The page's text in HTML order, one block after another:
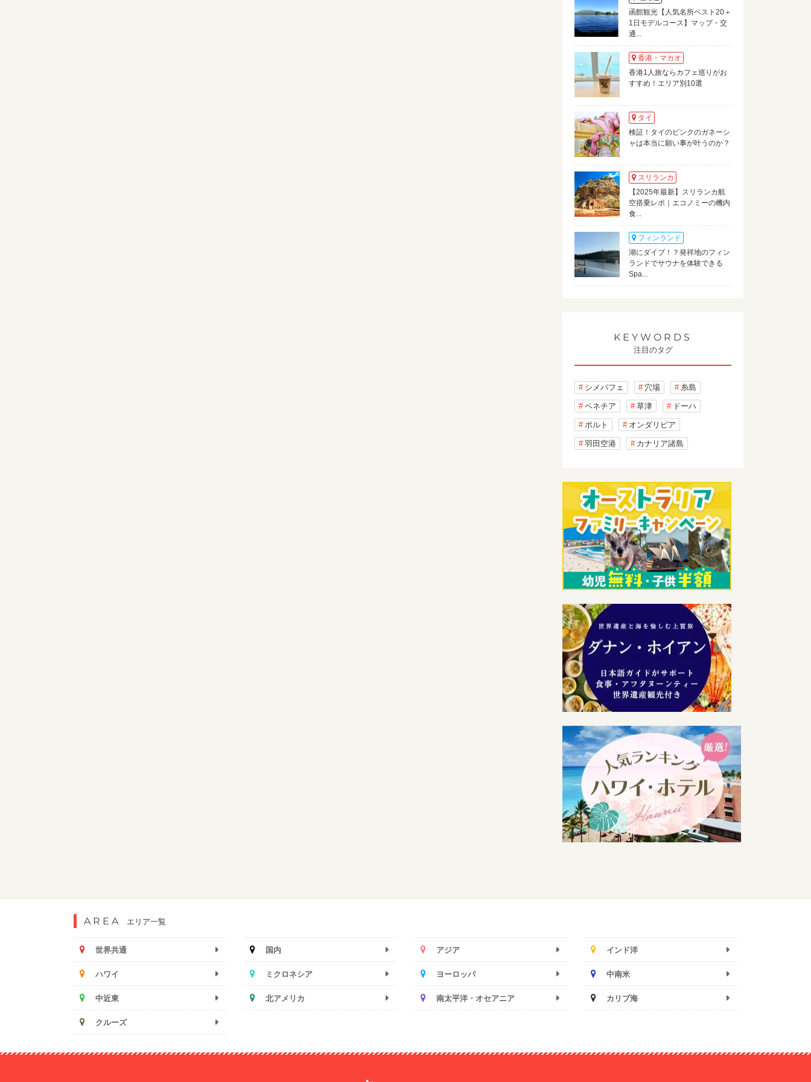
函館観光【人気名所ベスト20＋
1日モデルコース】マップ・交
通...
香港・マカオ
香港1人旅ならカフェ巡りがお
すすめ！エリア別10選
タイ
検証！タイのピンクのガネーシ
ャは本当に願い事が叶うのか？
スリランカ
【2025年最新】スリランカ航
空搭乗レポ｜エコノミーの機内
食...
フィンランド
湖にダイブ！？発祥地のフィン
ランドでサウナを体験できる
Spa...
KEYWORDS
注目のタグ
シメパフェ 穴場 糸島
ベネチア 草津 ドーハ
ポルト オンダリビア
羽田空港 カナリア諸島
AREA エリア一覧
世界共通 国内 アジア インド洋
ハワイ ミクロネシア ヨーロッパ 中南米
中近東 北アメリカ 南太平洋・オセアニア カリブ海
クルーズ